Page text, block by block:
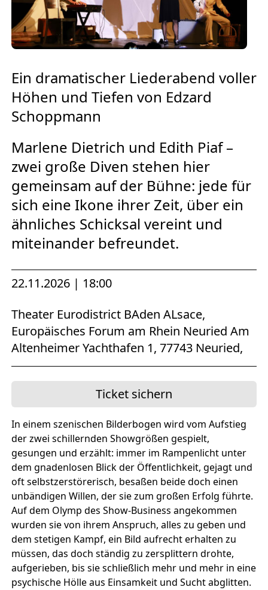
Europäischen Forum am Rhein
Förderer und Partner Theater BAden
ALsace
Services
Ein dramatischer Liederabend voller
Höhen und Tiefen von Edzard
Schoppmann
Marlene Dietrich und Edith Piaf –
zwei große Diven stehen hier
gemeinsam auf der Bühne: jede für
sich eine Ikone ihrer Zeit, über ein
ähnliches Schicksal vereint und
miteinander befreundet.
22.11.2026 | 18:00
Theater Eurodistrict BAden ALsace,
Europäisches Forum am Rhein Neuried Am
Altenheimer Yachthafen 1, 77743 Neuried,
Ticket sichern
In einem szenischen Bilderbogen wird vom Aufstieg
der zwei schillernden Showgrößen gespielt,
gesungen und erzählt: immer im Rampenlicht unter
dem gnadenlosen Blick der Öffentlichkeit, gejagt und
oft selbstzerstörerisch, besaßen beide doch einen
unbändigen Willen, der sie zum großen Erfolg führte.
Auf dem Olymp des Show-Business angekommen
wurden sie von ihrem Anspruch, alles zu geben und
dem stetigen Kampf, ein Bild aufrecht erhalten zu
müssen, das doch ständig zu zersplittern drohte,
aufgerieben, bis sie schließlich mehr und mehr in eine
psychische Hölle aus Einsamkeit und Sucht abglitten.